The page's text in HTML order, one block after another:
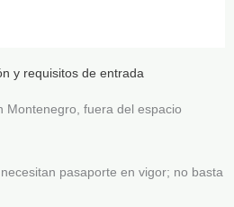
y requisitos de entrada
Montenegro, fuera del espacio
pasaporte en vigor; no basta